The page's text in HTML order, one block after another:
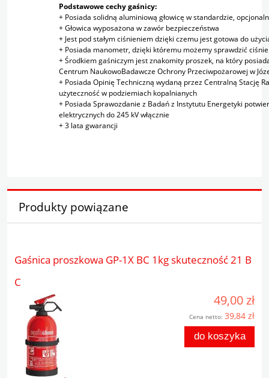
Podstawowe cechy gaśnicy:
+ Posiada solidną aluminiową głowicę w standardzie,
+ Głowica wyposażona w zawór bezpieczeństwa
+ Jest pod stałym ciśnieniem dzięki czemu jest gotowa do
+ Posiada manometr, dzięki któremu możemy sprawdzić
+ Środkiem gaśniczym jest znakomity proszek, na który
Centrum NaukowoBadawcze Ochrony Przeciwpożarowej w
+ Posiada Opinię Techniczną wydaną przez Centralną Stację
użyteczność w podziemiach kopalnianych
+ Posiada Sprawozdanie z Badań z Instytutu Energetyki
elektrycznych do 245 kV włącznie
+ 3 lata gwarancji
Produkty powiązane
Gaśnica proszkowa GP-1X BC 1kg skuteczność 21 B
C
49,00 zł
Cena netto: 39,84 zł
do koszyka